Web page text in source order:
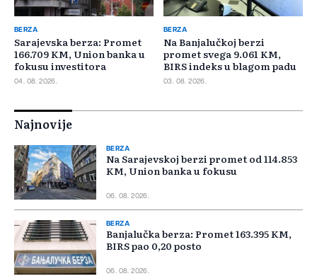
BERZA
Sarajevska berza: Promet
166.709 KM, Union banka u
fokusu investitora
04. 08. 2026.
BERZA
Na Banjalučkoj berzi
promet svega 9.061 KM,
BIRS indeks u blagom padu
03. 08. 2026.
Najnovije
BERZA
Na Sarajevskoj berzi promet od 114.853
KM, Union banka u fokusu
06. 08. 2026.
BERZA
Banjalučka berza: Promet 163.395 KM,
BIRS pao 0,20 posto
06. 08. 2026.